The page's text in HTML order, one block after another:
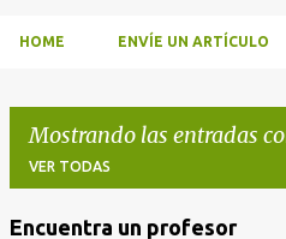
HOME ENVÍE UN ARTÍCULO
Mostrando las entradas
VER TODAS
Encuentra un profesor